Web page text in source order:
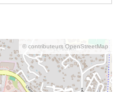
© contributeurs OpenStreetMap